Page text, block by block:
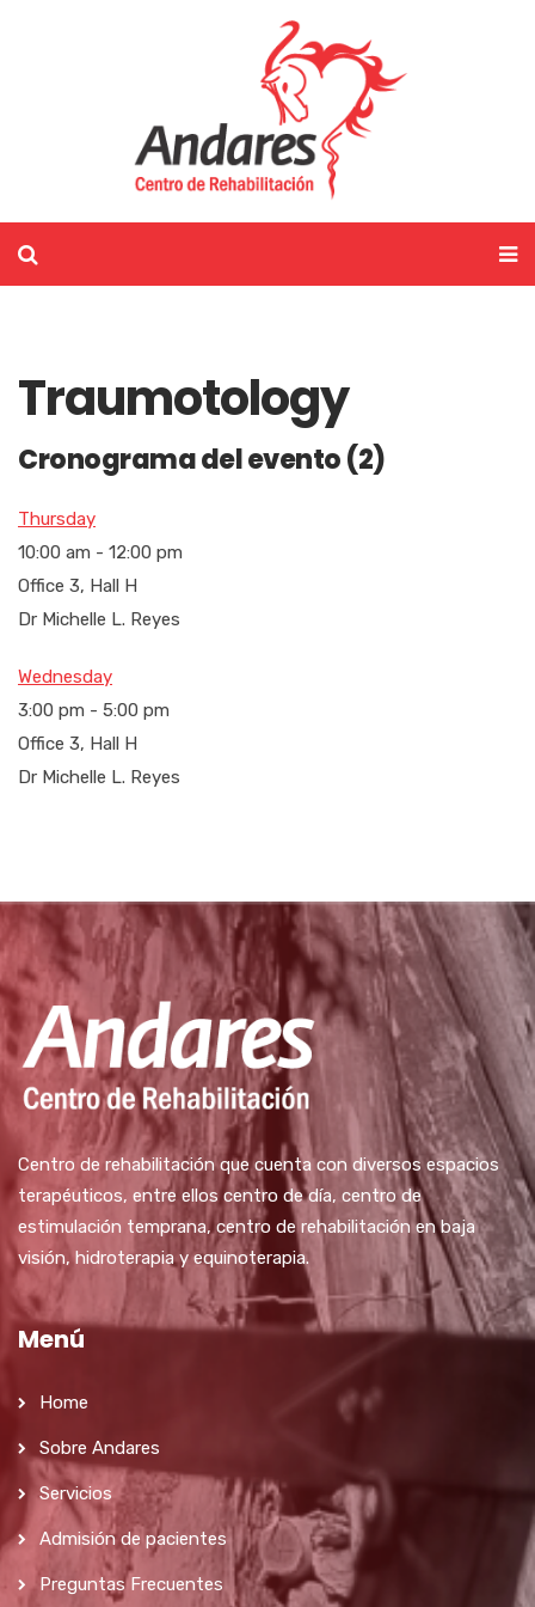
Traumotology
Cronograma del evento (2)
Thursday
10:00 am - 12:00 pm
Office 3, Hall H
Dr Michelle L. Reyes
Wednesday
3:00 pm - 5:00 pm
Office 3, Hall H
Dr Michelle L. Reyes
Centro de rehabilitación que cuenta con diversos espacios
terapéuticos, entre ellos centro de día, centro de
estimulación temprana, centro de rehabilitación en baja
visión, hidroterapia y equinoterapia.
Menú
Home
Sobre Andares
Servicios
Admisión de pacientes
Preguntas Frecuentes